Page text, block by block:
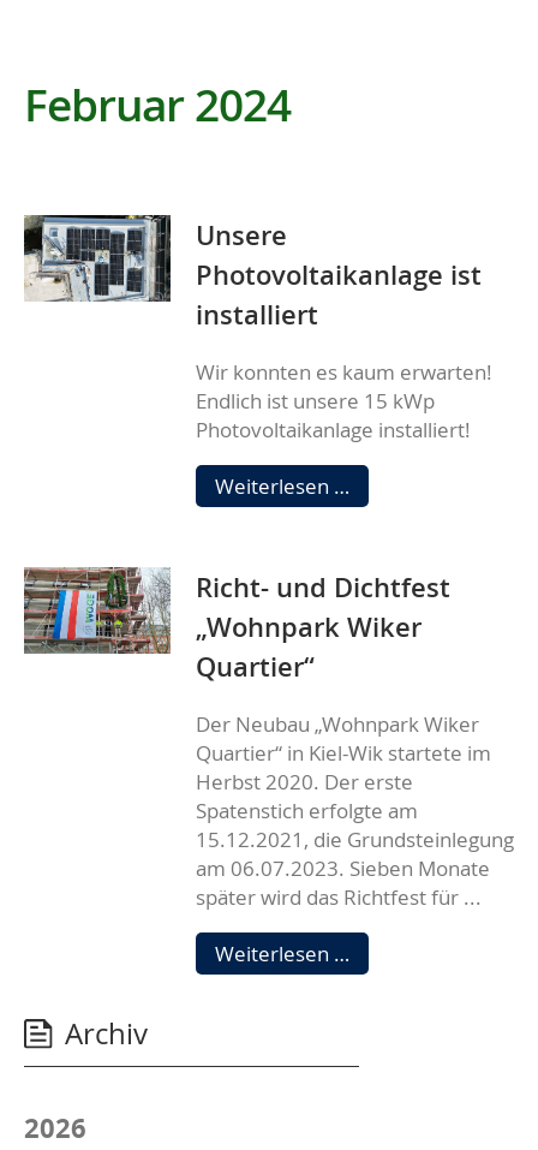
Februar 2024
Unsere
Photovoltaikanlage ist
installiert
Wir konnten es kaum erwarten!
Endlich ist unsere 15 kWp
Photovoltaikanlage installiert!
Weiterlesen … Unsere
Photovoltaikanlage
Richt- und Dichtfest
„Wohnpark Wiker
Quartier“
Der Neubau „Wohnpark Wiker
Quartier“ in Kiel-Wik startete im
Herbst 2020. Der erste
Spatenstich erfolgte am
15.12.2021, die Grundsteinlegung
am 06.07.2023. Sieben Monate
später wird das Richtfest für ...
Weiterlesen … Richt-
und
Archiv
2026